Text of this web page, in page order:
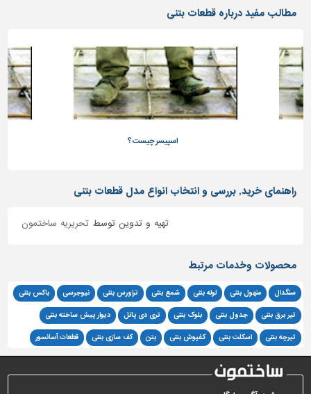
مطالب مفید درباره قطعات بتنی
اسپیسر چیست؟
راهنمای خرید, بررسی و انتخاب انواع مدل قطعات بتنی
تهیه و تدوین توسط تحریریه ساختمون
محصولات وخدمات مرتبط
سنگدال منهول بتنی لوله بتنی شمع بتنی تراورس بتنی نیوجرسی باکس بتنی
تیر برق بتنی جدول بتنی بلوک بتنی تری دی پانل دیوار پیش ساخته بتنی
تیرچه بتنی اسکلت بتنی کفپوش بتنی بتن کف سازی بتنی قطعات آسانسور